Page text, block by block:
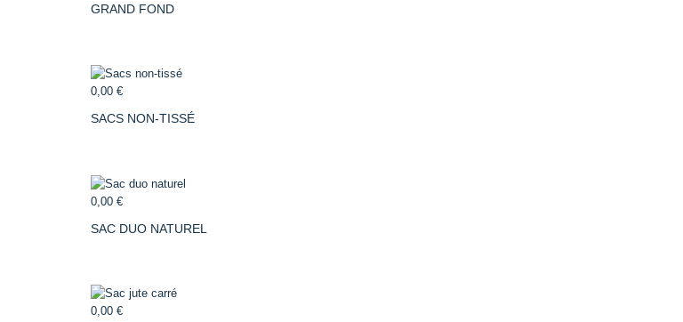
GRAND FOND
0,00 €
SACS NON-TISSÉ
0,00 €
SAC DUO NATUREL
0,00 €